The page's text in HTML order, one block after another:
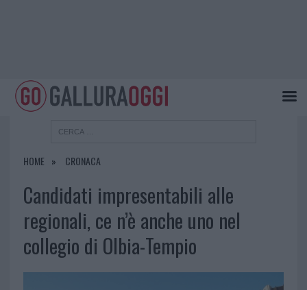
HOME CRONACA
Candidati impresentabili alle
regionali, ce n’è anche uno nel
collegio di Olbia-Tempio